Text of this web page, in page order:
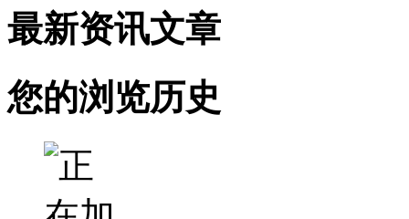
最新资讯文章
您的浏览历史